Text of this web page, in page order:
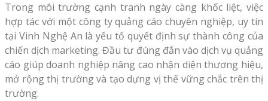
Trong môi trường cạnh tranh ngày càng khốc liệt, việc
hợp tác với một công ty quảng cáo chuyên nghiệp, uy tín
tại Vinh Nghệ An là yếu tố quyết định sự thành công của
chiến dịch marketing. Đầu tư đúng đắn vào dịch vụ quảng
cáo giúp doanh nghiệp nâng cao nhận diện thương hiệu,
mở rộng thị trường và tạo dựng vị thế vững chắc trên thị
trường.